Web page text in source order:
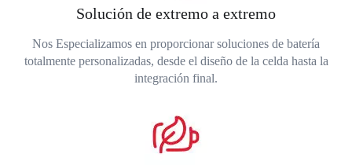
Solución de extremo a extremo
Nos Especializamos en proporcionar soluciones de batería
totalmente personalizadas, desde el diseño de la celda hasta la
integración final.